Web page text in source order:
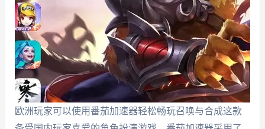
欧洲玩家可以使用番茄加速器轻松畅玩召唤与合成这款